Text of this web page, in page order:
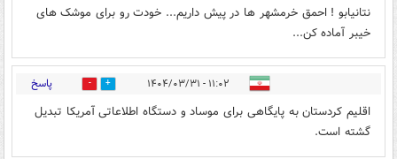
نتانیابو ! احمق خرمشهر ها در پیش داریم... خودت رو برای موشک های
خیبر آماده کن...
۱۱:۰۲ - ۱۴۰۴/۰۳/۳۱ 0 پاسخ
اقلیم کردستان به پایگاهی برای موساد و دستگاه اطلاعاتی آمریکا تبدیل
گشته است.